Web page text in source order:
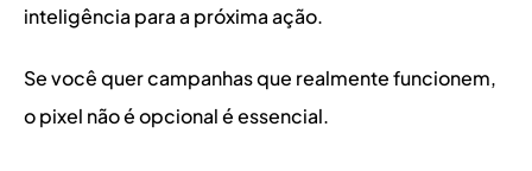
inteligência para a próxima ação.
Se você quer campanhas que realmente funcionem,
o pixel não é opcional é essencial.